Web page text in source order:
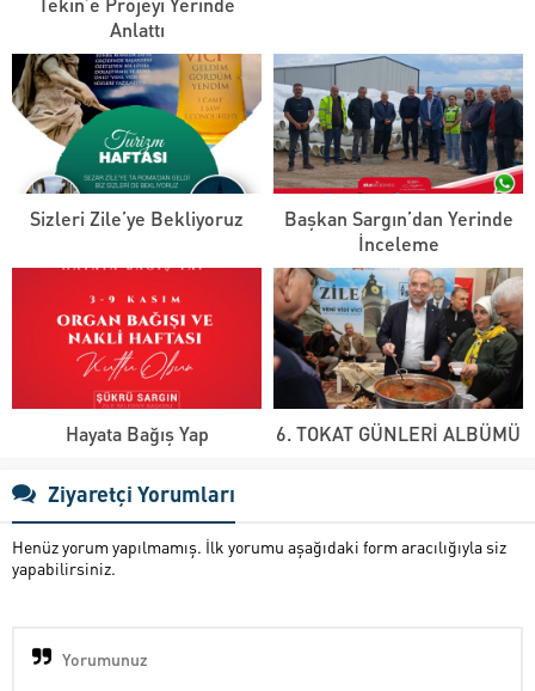
Anlattı
Sizleri Zile’ye Bekliyoruz
Başkan Sargın’dan Yerinde
İnceleme
Hayata Bağış Yap 6. TOKAT GÜNLERİ ALBÜMÜ
Ziyaretçi Yorumları
Henüz yorum yapılmamış. İlk yorumu aşağıdaki form aracılığıyla siz
yapabilirsiniz.